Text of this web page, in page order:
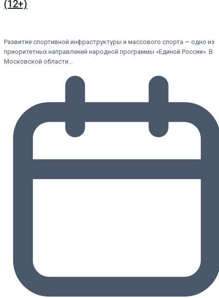
(12+)
Развитие спортивной инфраструктуры и массового спорта — одно из
приоритетных направлений народной программы «Единой России». В
Московской области…